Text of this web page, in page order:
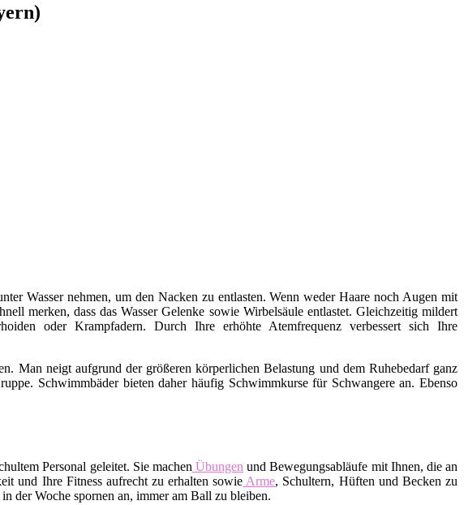
Wasser nehmen, um den Nacken zu entlasten. Wenn weder Haare noch Augen mit
merken, dass das Wasser Gelenke sowie Wirbelsäule entlastet. Gleichzeitig mildert
oder Krampfadern. Durch Ihre erhöhte Atemfrequenz verbessert sich Ihre
Man neigt aufgrund der größeren körperlichen Belastung und dem Ruhebedarf ganz
Schwimmbäder bieten daher häufig Schwimmkurse für Schwangere an. Ebenso
Personal geleitet. Sie machen Übungen und Bewegungsabläufe mit Ihnen, die an
und Ihre Fitness aufrecht zu erhalten sowie Arme, Schultern, Hüften und Becken zu
der Woche spornen an, immer am Ball zu bleiben.